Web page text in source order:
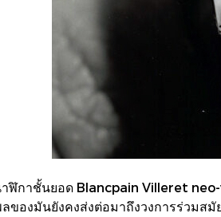
ฬิกาชั้นยอด Blancpain Villeret
ของมันยังคงส่งต่อมาถึงวงการร่วมส